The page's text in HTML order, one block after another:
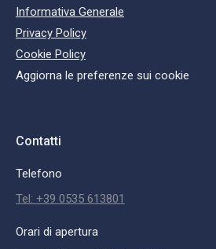
Informativa Generale
Privacy Policy
Cookie Policy
Aggiorna le preferenze sui cookie
Contatti
Telefono
Tel: +39 0535 613801
Orari di apertura